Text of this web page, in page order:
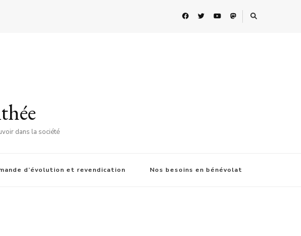
dans la société
d’évolution et revendication Nos besoins en bénévolat